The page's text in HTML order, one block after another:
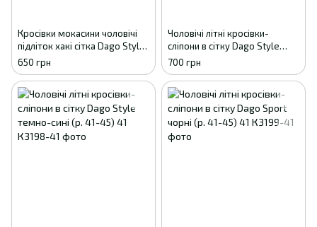
Кросівки мокасини чоловічі
підліток хакі сітка Dago Style
36
650 грн
Чоловічі літні кросівки-
сліпони в сітку Dago Style
світло-коричневі (р. 41-45) 41
700 грн